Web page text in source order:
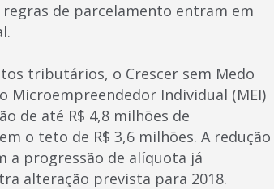
regras de parcelamento entram em
tributários, o Crescer sem Medo
Microempreendedor Individual (MEI)
de até R$ 4,8 milhões de
o teto de R$ 3,6 milhões. A redução
a progressão de alíquota já
alteração prevista para 2018.